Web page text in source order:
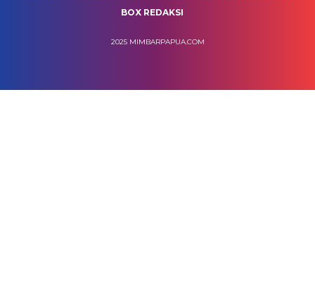
BOX REDAKSI
2025 MIMBARPAPUA.COM